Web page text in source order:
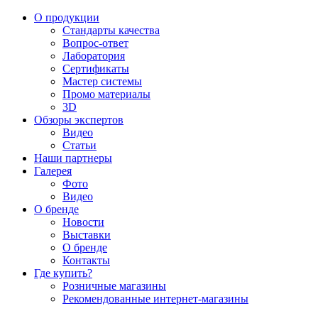
О продукции
Стандарты качества
Вопрос-ответ
Лаборатория
Сертификаты
Мастер системы
Промо материалы
3D
Обзоры экспертов
Видео
Статьи
Наши партнеры
Галерея
Фото
Видео
О бренде
Новости
Выставки
О бренде
Контакты
Где купить?
Розничные магазины
Рекомендованные интернет-магазины